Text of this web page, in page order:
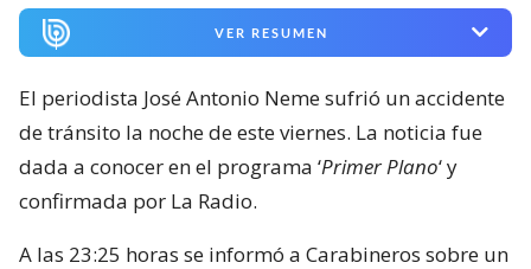
VER RESUMEN
El periodista José Antonio Neme sufrió un accidente
de tránsito la noche de este viernes. La noticia fue
dada a conocer en el programa ‘Primer Plano‘ y
confirmada por La Radio.
A las 23:25 horas se informó a Carabineros sobre un